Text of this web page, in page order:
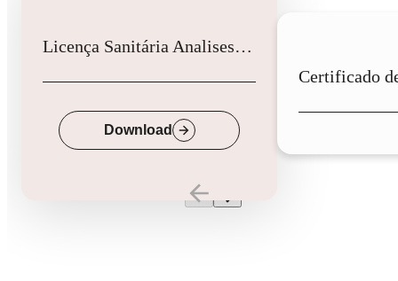
Licença Sanitária Analises Clinicas
Download